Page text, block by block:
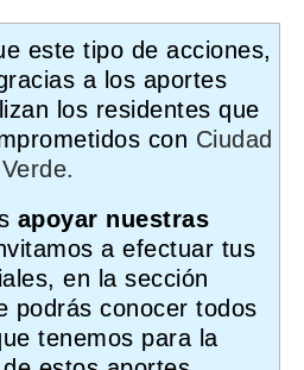
este tipo de acciones,
a los aportes
los residentes que
con Ciudad
Verde.
apoyar nuestras
a efectuar tus
en la sección
podrás conocer todos
tenemos para la